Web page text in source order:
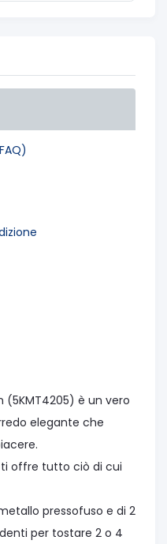
è un vero
elegante che
offre tutto ciò di cui
pressofuso e di 2
per tostare 2 o 4